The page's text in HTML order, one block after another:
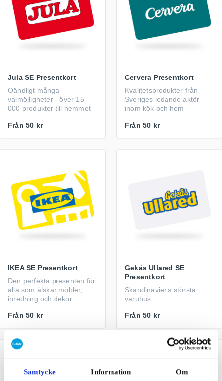
Samtycke Information Om
Jula SE Presentkort
Oändligt många
valmöjligheter - över 15
000 produkter till hemmet
Från 50 kr
Cervera Presentkort
Kvalitetsprodukter från
Sveriges ledande aktör
inom kök och hem
Från 50 kr
IKEA SE Presentkort
Den perfekta presenten för
alla som älskar möbler,
inredning och dekor
Från 50 kr
Gekås Ullared SE
Presentkort
Skandinaviens största
varuhus
Från 50 kr